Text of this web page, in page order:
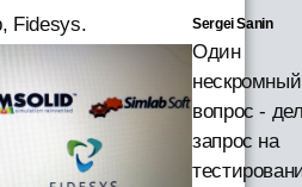
Fidesys.
Sergei Sanin
Один
нескромный
вопрос -
запрос на